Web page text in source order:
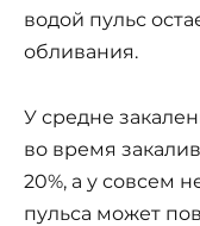
водой пульс
обливания.
У средне
во время
20%, а у совсем
пульса может